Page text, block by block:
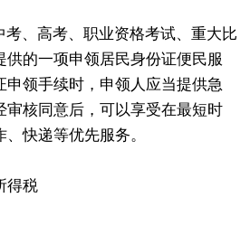
考、高考、职业资格考试、重大比
供的一项申领居民身份证便民服
申领手续时，申领人应当提供急
审核同意后，可以享受在最短时
快递等优先服务。
得税